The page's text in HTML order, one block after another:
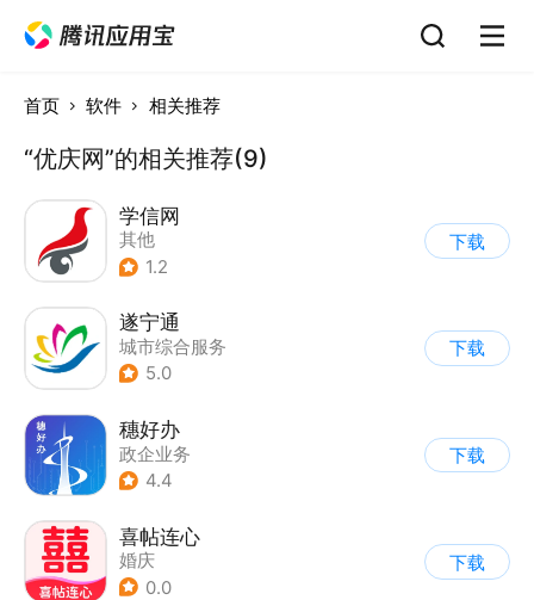
首页 软件 相关推荐
“优庆网”的相关推荐(9)
学信网
其他
1.2
下载
遂宁通
城市综合服务
5.0
下载
穗好办
政企业务
4.4
下载
喜帖连心
婚庆
0.0
下载